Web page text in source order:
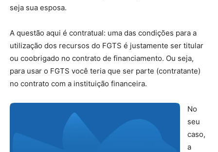
seja sua esposa.
A questão aqui é contratual: uma das condições para a
utilização dos recursos do FGTS é justamente ser titular
ou coobrigado no contrato de financiamento. Ou seja,
para usar o FGTS você teria que ser parte (contratante)
no contrato com a instituição financeira.
No
seu
caso,
a